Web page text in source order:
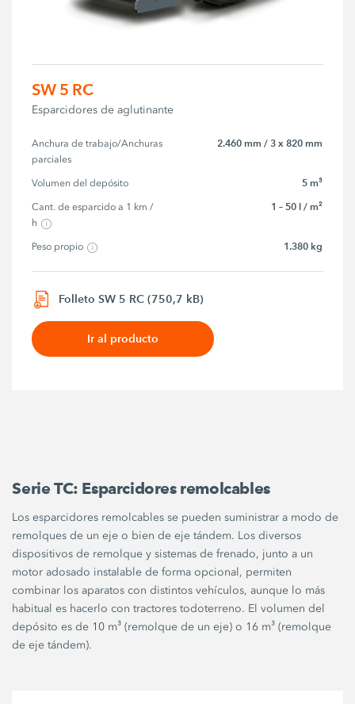
SW 5 RC
Esparcidores de aglutinante
Anchura de trabajo/Anchuras
parciales
2.460 mm / 3 x 820 mm
Volumen del depósito 5 m³
Cant. de esparcido a 1 km /
h
1 – 50 l / m²
Peso propio 1.380 kg
Folleto SW 5 RC (750,7 kB)
Ir al producto
Serie TC: Esparcidores remolcables
Los esparcidores remolcables se pueden suministrar a modo de
remolques de un eje o bien de eje tándem. Los diversos
dispositivos de remolque y sistemas de frenado, junto a un
motor adosado instalable de forma opcional, permiten
combinar los aparatos con distintos vehículos, aunque lo más
habitual es hacerlo con tractores todoterreno. El volumen del
depósito es de 10 m³ (remolque de un eje) o 16 m³ (remolque
de eje tándem).